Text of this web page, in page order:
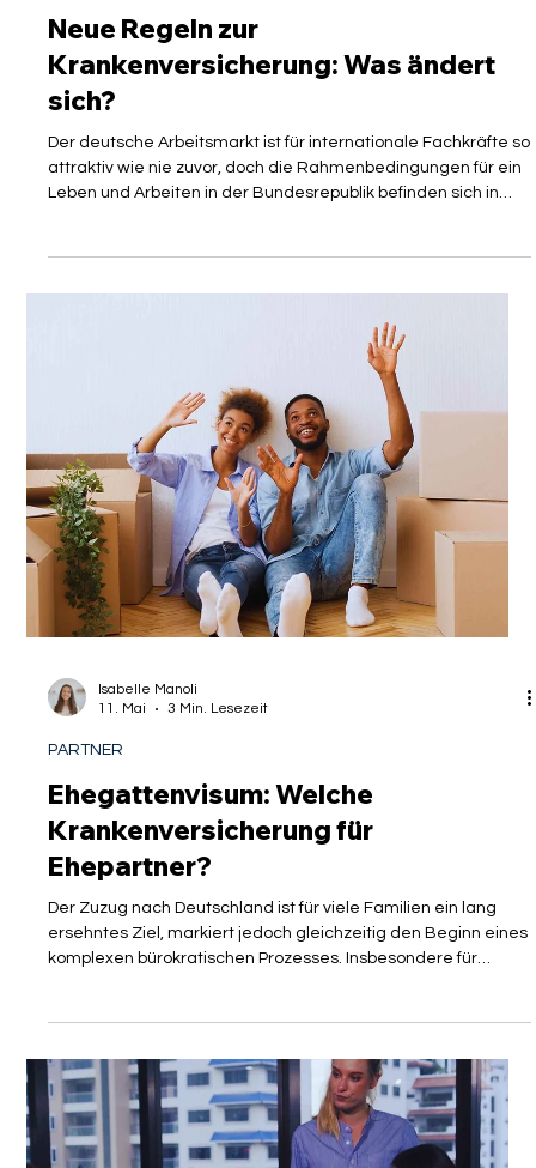
Beratungspraxis immer häufiger auf. Doch während die
Koffer gepackt wer
VISAGUARD Sekretariat
16. Mai
3 Min. Lesezeit
GESETZESÄNDERUNG
Neue Regeln zur
Krankenversicherung: Was ändert
sich?
attraktiv wie nie zuvor, doch die Rahmenbedingungen für ein
Leben und Arbeiten in der Bundesrepublik befinden sich in
Deutschland kommt, schätzt vor allem die soziale Sicherheit
und das exzellente Gesundheitssystem. Doch genau dieses
System steht vor einer massiven finanziellen
Herausforderung. Das